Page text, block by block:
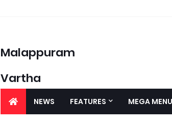
Malappuram
Vartha
NEWS FEATURES MEGA MENU